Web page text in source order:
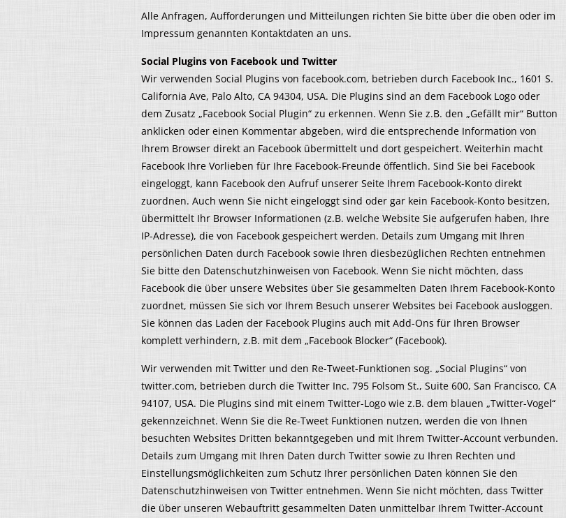
Alle Anfragen, Aufforderungen und Mitteilungen richten Sie bitte über die oben oder im
Impressum genannten Kontaktdaten an uns.
Social Plugins von Facebook und Twitter
Wir verwenden Social Plugins von facebook.com, betrieben durch Facebook Inc., 1601 S.
California Ave, Palo Alto, CA 94304, USA. Die Plugins sind an dem Facebook Logo oder
dem Zusatz „Facebook Social Plugin“ zu erkennen. Wenn Sie z.B. den „Gefällt mir“ Button
anklicken oder einen Kommentar abgeben, wird die entsprechende Information von
Ihrem Browser direkt an Facebook übermittelt und dort gespeichert. Weiterhin macht
Facebook Ihre Vorlieben für Ihre Facebook-Freunde öffentlich. Sind Sie bei Facebook
eingeloggt, kann Facebook den Aufruf unserer Seite Ihrem Facebook-Konto direkt
zuordnen. Auch wenn Sie nicht eingeloggt sind oder gar kein Facebook-Konto besitzen,
übermittelt Ihr Browser Informationen (z.B. welche Website Sie aufgerufen haben, Ihre
IP-Adresse), die von Facebook gespeichert werden. Details zum Umgang mit Ihren
persönlichen Daten durch Facebook sowie Ihren diesbezüglichen Rechten entnehmen
Sie bitte den Datenschutzhinweisen von Facebook. Wenn Sie nicht möchten, dass
Facebook die über unsere Websites über Sie gesammelten Daten Ihrem Facebook-Konto
zuordnet, müssen Sie sich vor Ihrem Besuch unserer Websites bei Facebook ausloggen.
Sie können das Laden der Facebook Plugins auch mit Add-Ons für Ihren Browser
komplett verhindern, z.B. mit dem „Facebook Blocker“ (Facebook).
Wir verwenden mit Twitter und den Re-Tweet-Funktionen sog. „Social Plugins“ von
twitter.com, betrieben durch die Twitter Inc. 795 Folsom St., Suite 600, San Francisco, CA
94107, USA. Die Plugins sind mit einem Twitter-Logo wie z.B. dem blauen „Twitter-Vogel“
gekennzeichnet. Wenn Sie die Re-Tweet Funktionen nutzen, werden die von Ihnen
besuchten Websites Dritten bekanntgegeben und mit Ihrem Twitter-Account verbunden.
Details zum Umgang mit Ihren Daten durch Twitter sowie zu Ihren Rechten und
Einstellungsmöglichkeiten zum Schutz Ihrer persönlichen Daten können Sie den
Datenschutzhinweisen von Twitter entnehmen. Wenn Sie nicht möchten, dass Twitter
die über unseren Webauftritt gesammelten Daten unmittelbar Ihrem Twitter-Account